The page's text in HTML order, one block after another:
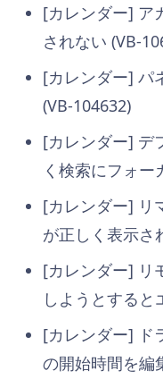
[カレンダー] ア
されない (VB-
[カレンダー] パ
(VB-104632)
[カレンダー] デ
く検索にフォー
[カレンダー] リ
が正しく表示さ
[カレンダー] リ
しようとすると
[カレンダー] ド
の開始時間を編